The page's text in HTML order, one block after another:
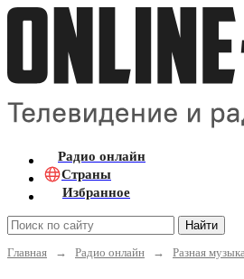
Радио онлайн
Страны
Избранное
Найти
Главная
→ Радио онлайн → Разная музыка